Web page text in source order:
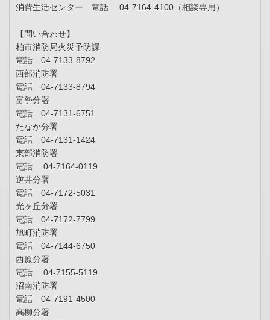
消費生活センター 電話 04-7164-4100（相談専用）
【問い合わせ】
柏市消防局火災予防課
電話 04-7133-8792
西部消防署
電話 04-7133-8794
富勢分署
電話 04-7131-6751
たなか分署
電話 04-7131-1424
東部消防署
電話 04-7164-0119
逆井分署
電話 04-7172-5031
光ヶ丘分署
電話 04-7172-7799
旭町消防署
電話 04-7144-6750
西原分署
電話 04-7155-5119
沼南消防署
電話 04-7191-4500
高柳分署